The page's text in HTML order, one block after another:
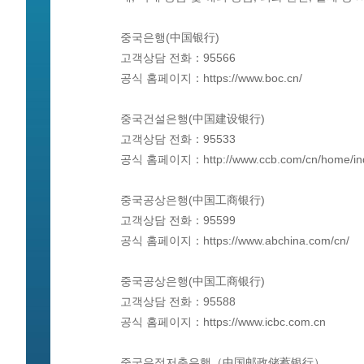
중국은행(中国银行)
고객상담 전화：95566
공식 홈페이지：https://www.boc.cn/
중국건설은행(中国建设银行)
고객상담 전화：95533
공식 홈페이지：http://www.ccb.com/cn/home/
중국공상은행(中国工商银行)
고객상담 전화：95599
공식 홈페이지：https://www.abchina.com/cn/
중국공상은행(中国工商银行)
고객상담 전화：95588
공식 홈페이지：https://www.icbc.com.cn